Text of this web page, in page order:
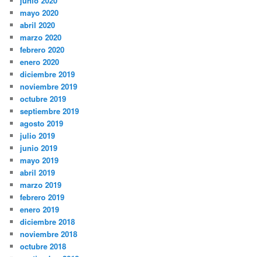
mayo 2020
abril 2020
marzo 2020
febrero 2020
enero 2020
diciembre 2019
noviembre 2019
octubre 2019
septiembre 2019
agosto 2019
julio 2019
junio 2019
mayo 2019
abril 2019
marzo 2019
febrero 2019
enero 2019
diciembre 2018
noviembre 2018
octubre 2018